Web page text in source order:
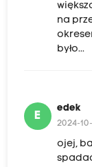
na
było...
E
edek
2024-10-
ojej,